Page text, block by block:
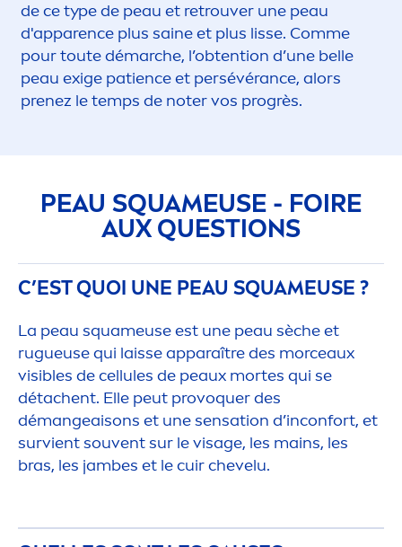
de ce type de peau et retrouver une peau
d'apparence plus saine et plus lisse. Comme
pour toute démarche, l’obtention d’une belle
peau exige patience et persévérance, alors
prenez le temps de noter vos progrès.
PEAU SQUAMEUSE - FOIRE
AUX QUESTIONS
C’EST QUOI UNE PEAU SQUAMEUSE ?
La peau squameuse est une peau sèche et
rugueuse qui laisse apparaître des morceaux
visibles de cellules de peaux mortes qui se
détachent. Elle peut provoquer des
démangeaisons et unesensation d’inconfort, et
survient souvent sur le visage, les mains, les
bras, les jambes et le cuir chevelu.